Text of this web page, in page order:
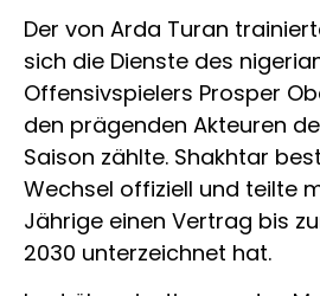
Der von Arda Turan
sich die Dienste des
Offensivspielers Prosper
den prägenden Akteuren
Saison zählte. Shakhtar
Wechsel offiziell und teilte
Jährige einen Vertrag bis
2030 unterzeichnet hat.